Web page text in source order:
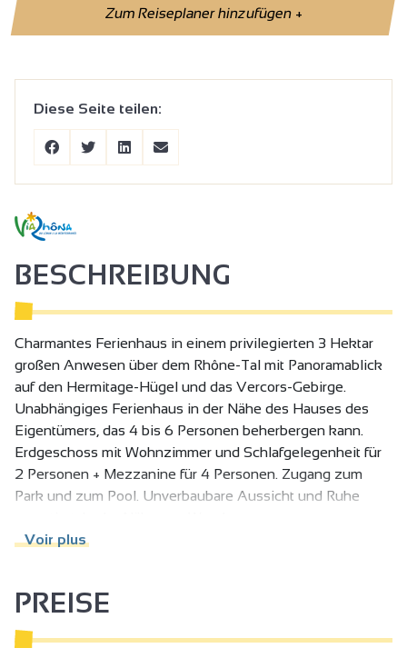
Zum Reiseplaner hinzufügen+
Diese Seite teilen:
BESCHREIBUNG
Charmantes Ferienhaus in einem privilegierten 3 Hektar
großen Anwesen über dem Rhône-Tal mit Panoramablick
auf den Hermitage-Hügel und das Vercors-Gebirge.
Unabhängiges Ferienhaus in der Nähe des Hauses des
Eigentümers, das 4 bis 6 Personen beherbergen kann.
Erdgeschoss mit Wohnzimmer und Schlafgelegenheit für
2 Personen + Mezzanine für 4 Personen. Zugang zum
Park und zum Pool. Unverbaubare Aussicht und Ruhe
Für den Sommer ist die Unterkunft mit einer mobilen
überdachten Terrasse mit einem Grill.
Für den Winter ist "La Cabane" mit Zusatzheizungen und
kälteisolierenden Vorhängen ausgestattet. Je nach
Voir plus
PREISE